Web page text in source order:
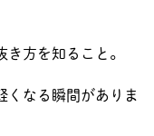
方を知ること。
くなる瞬間がありま